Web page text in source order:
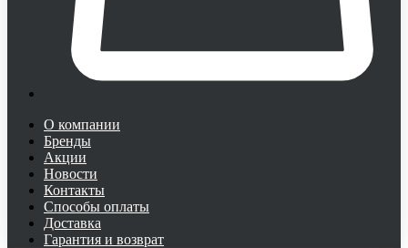
О компании
Бренды
Акции
Новости
Контакты
Способы оплаты
Доставка
Гарантия и возврат